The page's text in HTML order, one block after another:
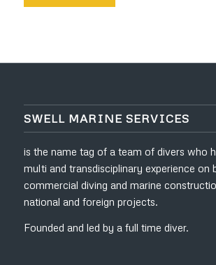
SWELL MARINE SERVICES
is the name tag of a team of divers who
multi and transdisciplinary experience on
commercial diving and marine
national and foreign projects.
Founded and led by a full time diver.